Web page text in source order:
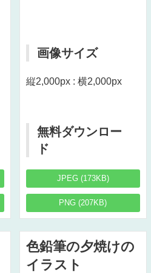
画像サイズ
縦2,000px : 横2,000px
無料ダウンロー
ド
JPEG (173KB)
PNG (207KB)
色鉛筆の夕焼けの
イラスト